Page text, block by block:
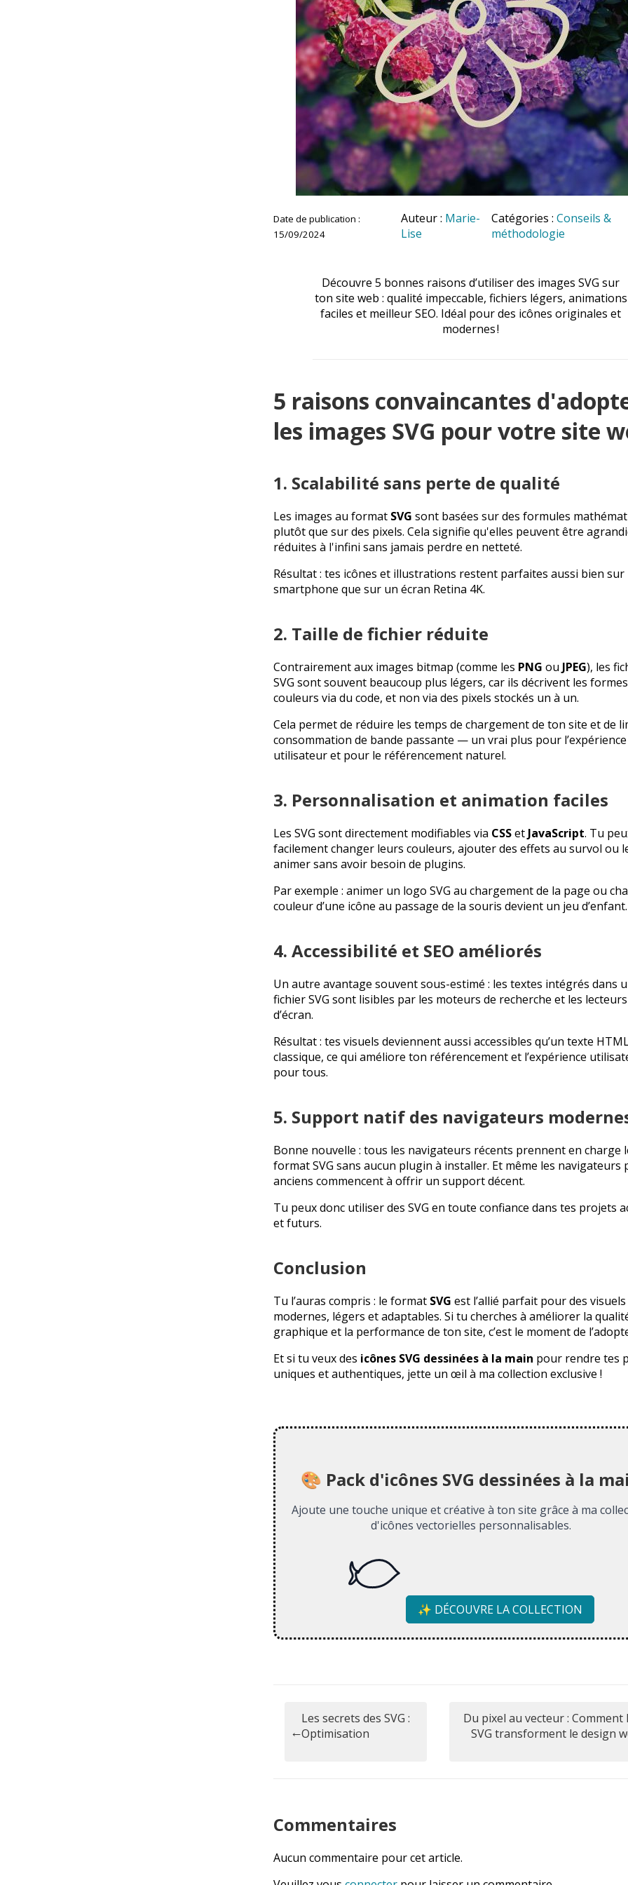
Date de publication :
15/09/2024
Auteur : Marie-
Lise
Catégories : Conseils &
méthodologie
Découvre 5 bonnes raisons d’utiliser des images SVG sur
ton site web : qualité impeccable, fichiers légers, animations
faciles et meilleur SEO. Idéal pour des icônes originales et
modernes !
5 raisons convaincantes
les images SVG pour votre site
1. Scalabilité sans perte de qualité
Les images au format SVG sont basées sur des formules
plutôt que sur des pixels. Cela signifie qu'elles peuvent être
réduites à l'infini sans jamais perdre en netteté.
Résultat : tes icônes et illustrations restent parfaites aussi bien sur
smartphone que sur un écran Retina 4K.
2. Taille de fichier réduite
Contrairement aux images bitmap (comme les PNG ou JPEG), les
SVG sont souvent beaucoup plus légers, car ils décrivent les
couleurs via du code, et non via des pixels stockés un à un.
Cela permet de réduire les temps de chargement de ton site et de
consommation de bande passante — un vrai plus pour l’expérience
utilisateur et pour le référencement naturel.
3. Personnalisation et animation faciles
Les SVG sont directement modifiables via CSSet JavaScript. Tu
facilement changer leurs couleurs, ajouter des effets au survol ou
animer sans avoir besoin de plugins.
Par exemple : animer un logo SVG au chargement de la page ou
couleur d’une icône au passage de la souris devient un jeu d’enfant.
4. Accessibilité et SEO améliorés
Un autre avantage souvent sous-estimé : les textes intégrés dans
fichier SVG sont lisibles par les moteurs de recherche et les lecteurs
d’écran.
Résultat : tes visuels deviennent aussi accessibles qu’un texte
classique, ce qui améliore ton référencement et l’expérience
pour tous.
5. Support natif des navigateurs
Bonne nouvelle : tous les navigateurs récents prennent en charge
format SVG sans aucun plugin à installer. Et même les navigateurs
anciens commencent à offrir un support décent.
Tu peux donc utiliser des SVG en toute confiance dans tes projets
et futurs.
Conclusion
Tu l’auras compris : le format SVG est l’allié parfait pour des visuels
modernes, légers et adaptables. Si tu cherches à améliorer la
graphique et la performance de ton site, c’est le moment de
Et si tu veux des icônes SVG dessinées à la main pour rendre tes
uniques et authentiques, jette un œil à ma collection exclusive !
🎨 Pack d'icônes SVG dessinées à la
Ajoute une touche unique et créative à ton site grâce à ma
d'icônes vectorielles personnalisables.
✨ DÉCOUVRE LA COLLECTION
Les secrets des SVG :
Optimisation
Du pixel au vecteur : Comment
SVG transforment le design
Commentaires
Aucun commentaire pour cet article.